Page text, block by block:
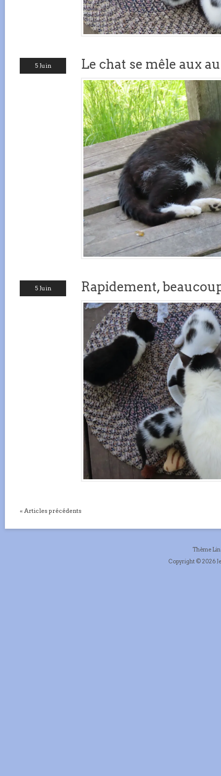
5 Juin Le chat se mêle aux
5 Juin Rapidement,
« Articles précédents
Thème
Copyright © 2026